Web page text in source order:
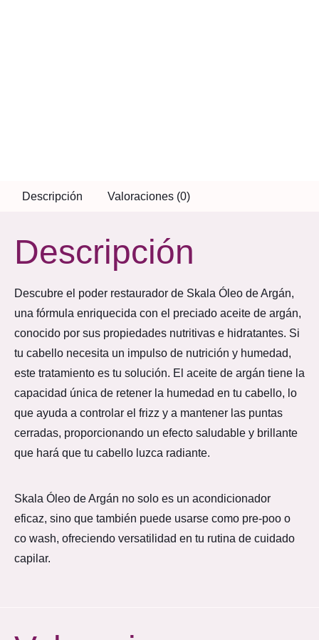
Descripción Valoraciones (0)
Descripción
Descubre el poder restaurador de Skala Óleo de Argán,
una fórmula enriquecida con el preciado aceite de argán,
conocido por sus propiedades nutritivas e hidratantes. Si
tu cabello necesita un impulso de nutrición y humedad,
este tratamiento es tu solución. El aceite de argán tiene la
capacidad única de retener la humedad en tu cabello, lo
que ayuda a controlar el frizz y a mantener las puntas
cerradas, proporcionando un efecto saludable y brillante
que hará que tu cabello luzca radiante.
Skala Óleo de Argán no solo es un acondicionador
eficaz, sino que también puede usarse como pre-poo o
co wash, ofreciendo versatilidad en tu rutina de cuidado
capilar.